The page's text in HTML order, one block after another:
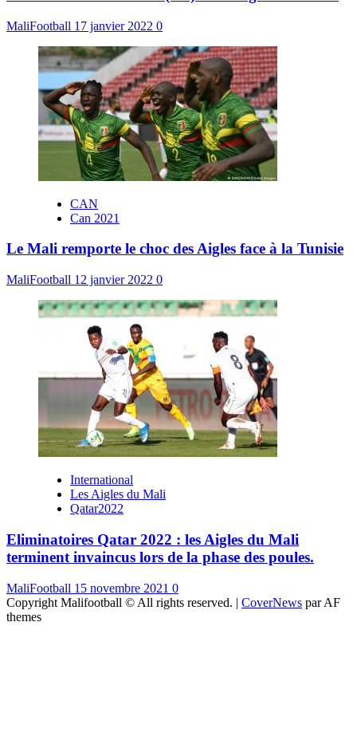
MaliFootball 17 janvier 2022 0
CAN
Can 2021
Le Mali remporte le choc des Aigles face à la Tunisie
MaliFootball 12 janvier 2022 0
International
Les Aigles du Mali
Qatar2022
Eliminatoires Qatar 2022 : les Aigles du Mali
terminent invaincus lors de la phase des poules.
MaliFootball 15 novembre 2021 0
Copyright Malifootball © All rights reserved. | CoverNews par AF
themes